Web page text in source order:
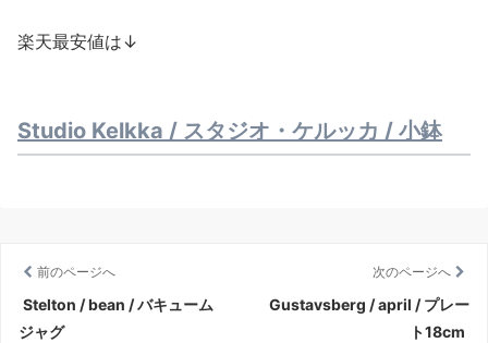
楽天最安値は↓
Studio Kelkka / スタジオ・ケルッカ / 小鉢
前のページへ
Stelton / bean / バキューム
ジャグ
次のページへ
Gustavsberg / april / プレー
ト18cm